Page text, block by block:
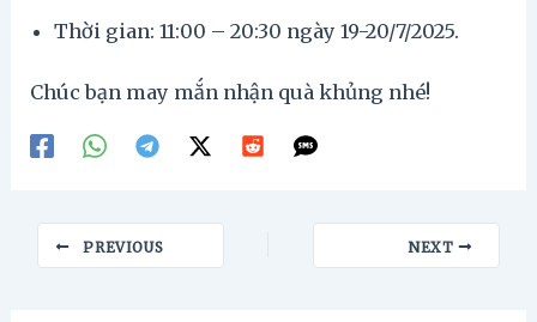
Thời gian: 11:00 – 20:30 ngày 19-20/7/2025.
Chúc bạn may mắn nhận quà khủng nhé!
navigation
PREVIOUS NEXT